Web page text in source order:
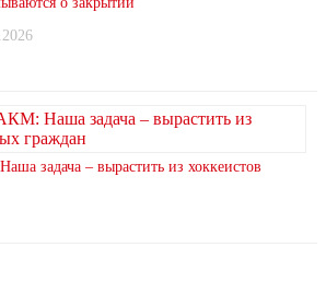
задача – вырастить из хоккеистов